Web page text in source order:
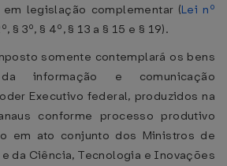
legislação complementar (Lei nº
§ 3º, § 4º, § 13 a § 15 e § 19).
somente contemplará os bens
informação e comunicação
Executivo federal, produzidos na
conforme processo produtivo
em ato conjunto dos Ministros de
e da Ciência, Tecnologia e Inovações